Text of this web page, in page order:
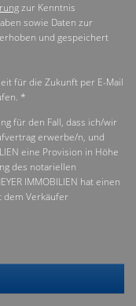
zur Kenntnis
sowie Daten zur
und gespeichert
für die Zukunft per E-Mail
*
für den Fall, dass ich/wir
erwerbe/n, und
eine Provision in Höhe
des notariellen
IMMOBILIEN hat einen
dem Verkäufer